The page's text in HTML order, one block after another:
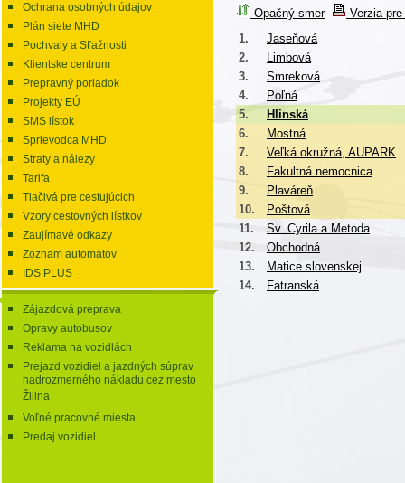
Ochrana osobných údajov
Plán siete MHD
Pochvaly a Sťažnosti
Klientske centrum
Prepravný poriadok
Projekty EÚ
SMS lístok
Sprievodca MHD
Straty a nálezy
Tarifa
Tlačivá pre cestujúcich
Vzory cestovných lístkov
Zaujímavé odkazy
Zoznam automatov
IDS PLUS
Zájazdová preprava
Opravy autobusov
Reklama na vozidlách
Prejazd vozidiel a jazdných súprav
nadrozmerného nákladu cez mesto
Žilina
Voľné pracovné miesta
Predaj vozidiel
Opačný smer
Verzia
1.
Jaseňová
2.
Limbová
3.
Smreková
4.
Poľná
5.
Hlinská
6.
Mostná
7.
Veľká okružná, AUPARK
8.
Fakultná nemocnica
9.
Plaváreň
10.
Poštová
11.
Sv. Cyrila a Metoda
12.
Obchodná
13.
Matice slovenskej
14.
Fatranská